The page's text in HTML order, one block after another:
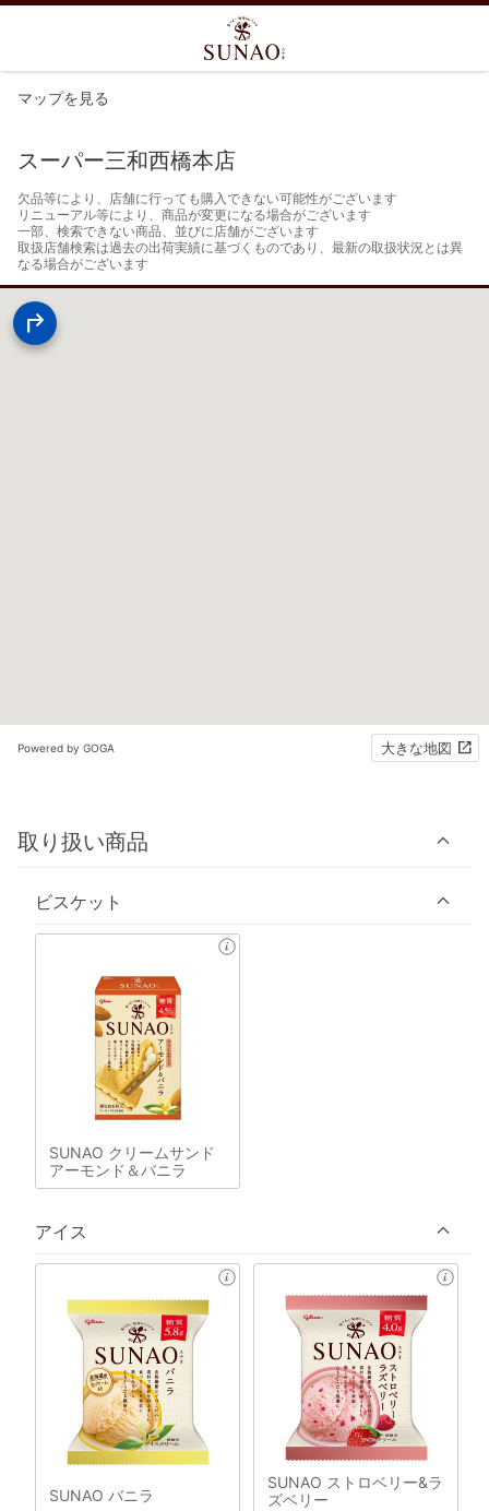
マップを見る
スーパー三和西橋本店
欠品等により、店舗に行っても購入できない可能性がございます
リニューアル等により、商品が変更になる場合がございます
一部、検索できない商品、並びに店舗がございます
取扱店舗検索は過去の出荷実績に基づくものであり、最新の取扱状況とは異
なる場合がございます
Powered by GOGA 大きな地図
取り扱い商品
ビスケット
SUNAO クリームサンド
アーモンド＆バニラ
アイス
SUNAO バニラ
SUNAO ストロベリー&ラ
ズベリー